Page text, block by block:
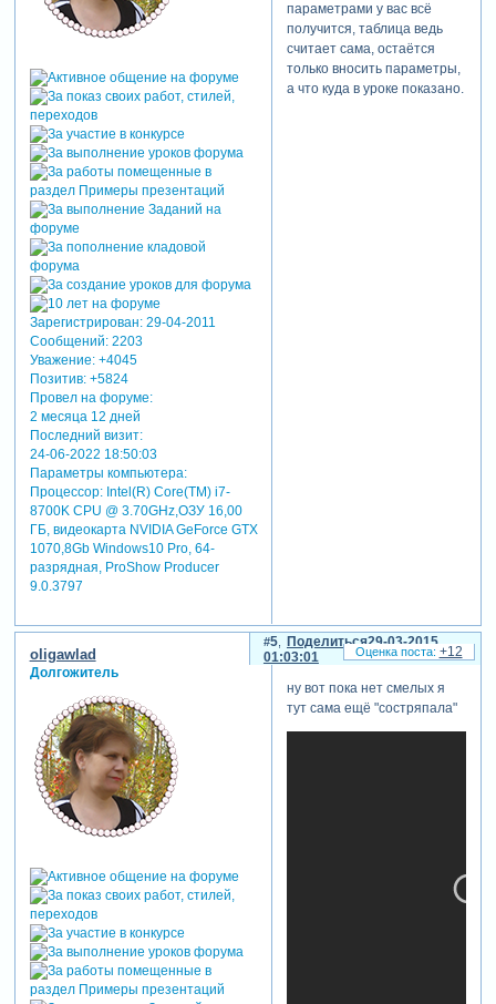
Зарегистрирован: 29-04-2011
Сообщений:2203
Уважение: +4045
Позитив: +5824
Провел на форуме:
2 месяца 12 дней
Последний визит:
24-06-2022 18:50:03
Параметры компьютера:
Процессор: Intel(R) Core(TM) i7-
8700K CPU @ 3.70GHz,ОЗУ 16,00
ГБ, видеокарта NVIDIA GeForce GTX
1070,8Gb Windows10 Pro, 64-
разрядная, ProShow Producer
9.0.3797
параметрами у вас всё
получится, таблица ведь
считает сама, остаётся
только вносить параметры,
а что куда в уроке показано.
Поделиться
5
29-03-2015
01:03:01
oligawlad
Долгожитель
ну вот пока нет смелых я
тут сама ещё "состряпала"
+12